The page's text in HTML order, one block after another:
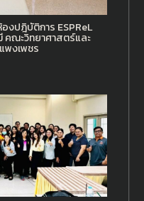
งปฎิบัติการ ESPReL
คณะวิทยาศาสตร์และ
พงเพชร